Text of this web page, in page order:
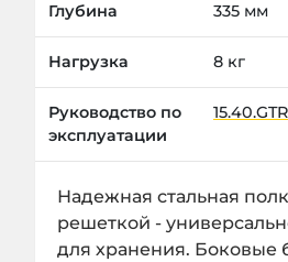
Глубина 335 мм
Нагрузка 8 кг
Руководство по
эксплуатации
Надежная стальная
решеткой -
для хранения. Боковые